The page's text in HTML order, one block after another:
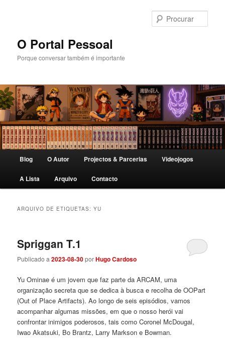
primário
secundárioO Portal Pessoal
Porque conversar também é importante
Blog O Autor Projectos & Parcerias Videojogos
A Lista Arquivo Contacto
ARQUIVO DE ETIQUETAS:YU
Spriggan T.1
Publicado a2023-08-30porHugo Cardoso
Yu Ominae é um jovem que faz parte da ARCAM, uma
organização secreta que se dedica à busca e recolha de OOPart
(Out of Place Artifacts). Ao longo de seis episódios, vamos
acompanhar algumas missões, em que o nosso herói vai
confrontar inimigos poderosos, tais como Coronel McDougal,
Iwao Akatsuki, Bo Brantz, Larry Markson e Bowman.